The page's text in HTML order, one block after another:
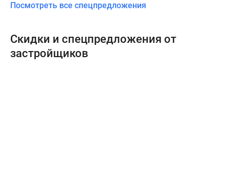
Посмотреть все спецпредложения
Скидки и спецпредложения от
застройщиков